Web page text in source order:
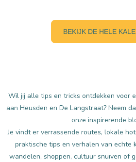
BEKIJK DE HELE
Wil jij alle tips en tricks ontdekken voor
aan Heusden en De Langstraat? Neem
onze inspirerende
Je vindt er verrassende routes, lokale
praktische tips en verhalen van echte
wandelen, shoppen, cultuur snuiven of